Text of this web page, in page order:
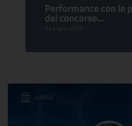
Performance con le
del concorso...
24 Luglio 2025
LUOGO